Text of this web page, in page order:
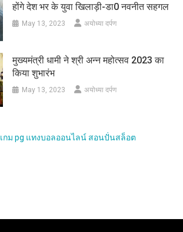
होंगे देश भर के युवा खिलाड़ी-डा0 नवनीत सहगल
May 13, 2023 अयोध्या दर्पण
मुख्यमंत्री धामी ने श्री अन्न महोत्सव 2023 का
किया शुभारंभ
May 13, 2023 अयोध्या दर्पण
เกม pg แทงบอลออนไลน์ สอนปั่นสล็อต